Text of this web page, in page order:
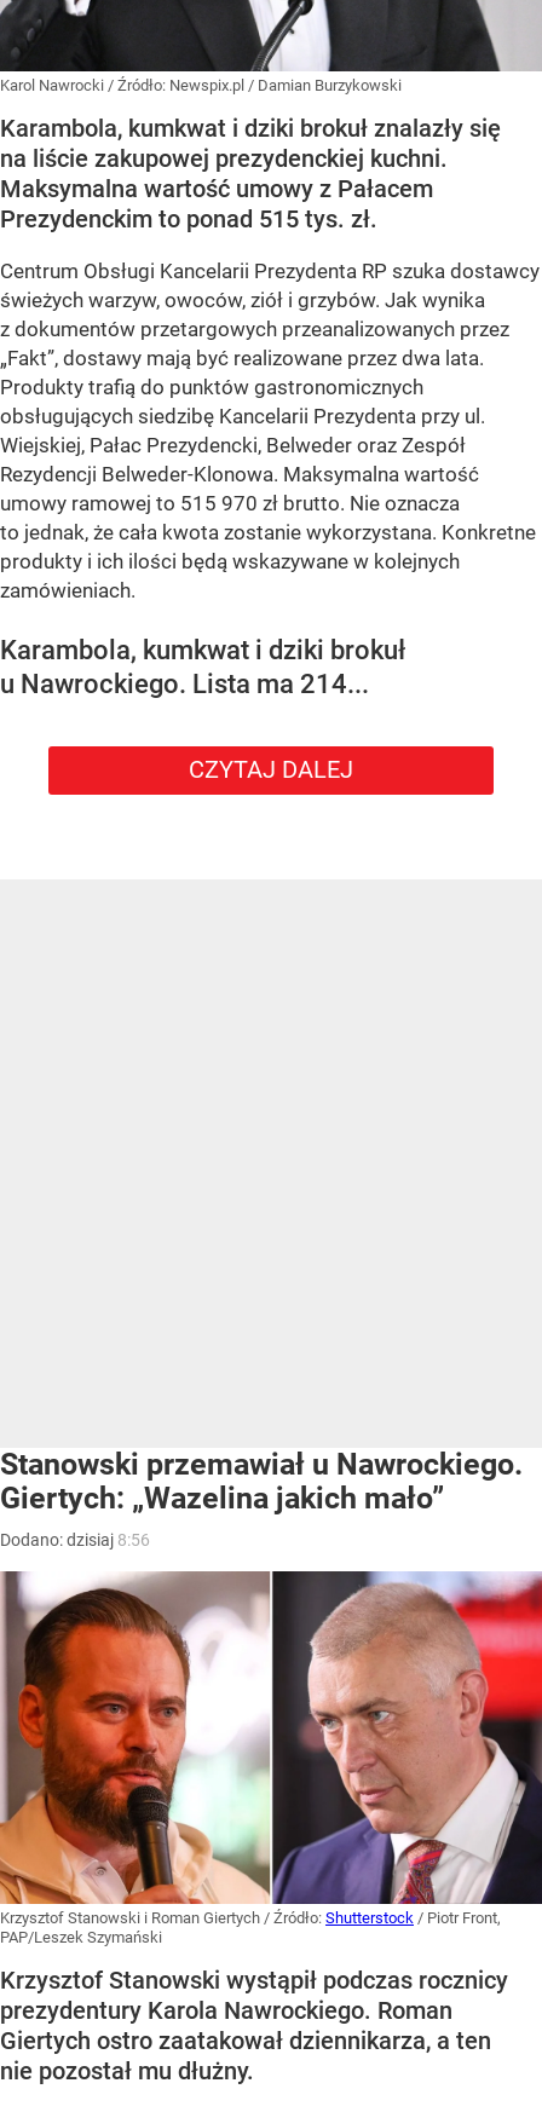
Karol Nawrocki / Źródło: Newspix.pl / Damian Burzykowski
Karambola, kumkwat i dziki brokuł znalazły się
na liście zakupowej prezydenckiej kuchni.
Maksymalna wartość umowy z Pałacem
Prezydenckim to ponad 515 tys. zł.
Centrum Obsługi Kancelarii Prezydenta RP szuka dostawcy
świeżych warzyw, owoców, ziół i grzybów. Jak wynika
z dokumentów przetargowych przeanalizowanych przez
„Fakt”, dostawy mają być realizowane przez dwa lata.
Produkty trafią do punktów gastronomicznych
obsługujących siedzibę Kancelarii Prezydenta przy ul.
Wiejskiej, Pałac Prezydencki, Belweder oraz Zespół
Rezydencji Belweder-Klonowa. Maksymalna wartość
umowy ramowej to 515 970 zł brutto. Nie oznacza
to jednak, że cała kwota zostanie wykorzystana. Konkretne
produkty i ich ilości będą wskazywane w kolejnych
zamówieniach.
Karambola, kumkwat i dziki brokuł
u Nawrockiego. Lista ma 214...
CZYTAJ DALEJ
Stanowski przemawiał u Nawrockiego.
Giertych: „Wazelina jakich mało”
Dodano:dzisiaj 8:56
Krzysztof Stanowski i Roman Giertych / Źródło: Shutterstock / Piotr Front,
PAP/Leszek Szymański
Krzysztof Stanowski wystąpił podczas rocznicy
prezydentury Karola Nawrockiego. Roman
Giertych ostro zaatakował dziennikarza, a ten
nie pozostał mu dłużny.